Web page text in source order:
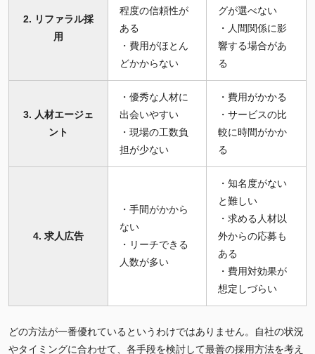
2. リファラル採
用
程度の信頼性が
ある
・費用がほとん
どかからない
グが選べない
・人間関係に影
響する場合があ
る
3. 人材エージェ
ント
・優秀な人材に
出会いやすい
・現場の工数負
担が少ない
・費用がかかる
・サービスの比
較に時間がかか
る
4. 求人広告
・手間がかから
ない
・リーチできる
人数が多い
・知名度がない
と難しい
・求める人材以
外からの応募も
ある
・費用対効果が
想定しづらい
どの方法が一番優れているというわけではありません。自社の状況
やタイミングに合わせて、各手段を検討して最善の採用方法を考え